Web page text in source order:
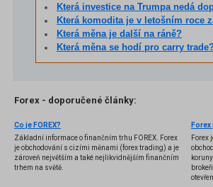
Která investice na Trumpa nedá
Která komodita je v letošním roce
Která měna je další na ráně?
Která měna se hodí pro carry trade?
Forex - doporučené články:
Co je FOREX?
Základní informace o finančním trhu FOREX. Forex
je obchodování s cizími měnami (forex trading) a je
zároveň největším a také nejlikvidnějším finančním
trhem na světě.
Forex